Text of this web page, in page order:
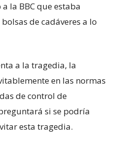
la BBC que estaba
de cadáveres a lo
a la tragedia, la
en las normas
de control de
si se podría
esta tragedia.